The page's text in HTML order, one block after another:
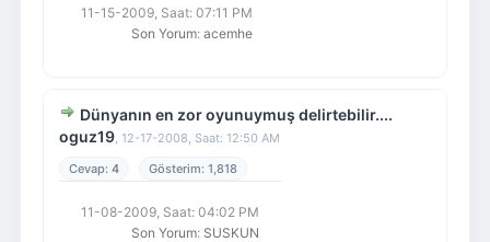
11-15-2009, Saat: 07:11 PM
Son Yorum: acemhe
Dünyanın en zor oyunuymuş delirtebilir....
oguz19, 12-17-2008, Saat: 12:50 AM
4
1,818
11-08-2009, Saat: 04:02 PM
Son Yorum: SUSKUN